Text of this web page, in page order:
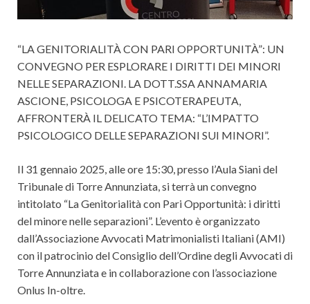
“LA GENITORIALITÀ CON PARI OPPORTUNITÀ”: UN
CONVEGNO PER ESPLORARE I DIRITTI DEI MINORI
NELLE SEPARAZIONI. LA DOTT.SSA ANNAMARIA
ASCIONE, PSICOLOGA E PSICOTERAPEUTA,
AFFRONTERÀ IL DELICATO TEMA: “L’IMPATTO
PSICOLOGICO DELLE SEPARAZIONI SUI MINORI”.
Il 31 gennaio 2025, alle ore 15:30, presso l’Aula Siani del
Tribunale di Torre Annunziata, si terrà un convegno
intitolato “La Genitorialità con Pari Opportunità: i diritti
del minore nelle separazioni”. L’evento è organizzato
dall’Associazione Avvocati Matrimonialisti Italiani (AMI)
con il patrocinio del Consiglio dell’Ordine degli Avvocati di
Torre Annunziata e in collaborazione con l’associazione
Onlus In-oltre.